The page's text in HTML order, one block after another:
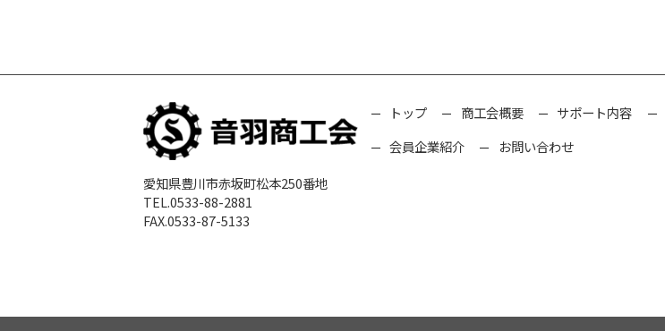
愛知県豊川市赤坂町松本250番地
TEL.0533-88-2881
FAX.0533-87-5133
トップ 商工会概要 サポート内容
会員企業紹介
お問い合わせ